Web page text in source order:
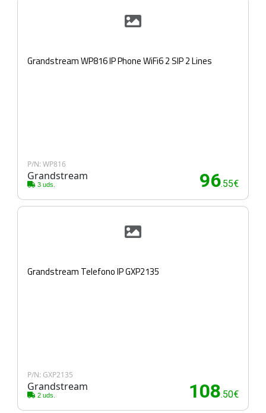
Grandstream WP816 IP Phone WiFi6 2 SIP 2 Lines
P/N: WP816
Grandstream
3 uds. 96.55€
Grandstream Telefono IP GXP2135
P/N: GXP2135
Grandstream
2 uds. 108.50€